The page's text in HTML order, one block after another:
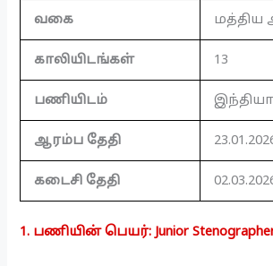
வகை மத்திய
காலியிடங்கள் 13
பணியிடம் இந்தியா
ஆரம்ப தேதி
கடைசி தேதி
1. பணியின் பெயர்: Junior